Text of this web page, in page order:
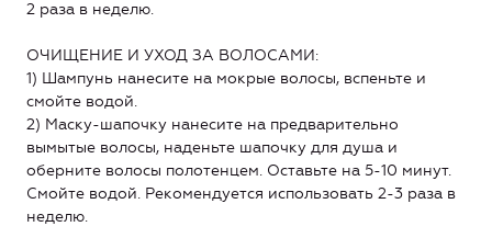
2 раза в неделю.
ОЧИЩЕНИЕ И УХОД ЗА ВОЛОСАМИ:
1) Шампунь нанесите на мокрые волосы, вспеньте и
смойте водой.
2) Маску-шапочку нанесите на предварительно
вымытые волосы, наденьте шапочку для душа и
оберните волосы полотенцем. Оставьте на 5-10 минут.
Смойте водой. Рекомендуется использовать 2-3 раза в
неделю.